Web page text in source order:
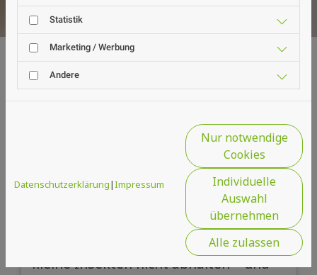
🪰🛡️ Warum günstige Fliegengitter
kleine Insekten nicht abhalten – und
Statistik
Marketing / Werbung
Andere
Datenschutzerklärung|Impressum
Nur notwendige
Cookies
Individuelle
Auswahl
übernehmen
Alle zulassen